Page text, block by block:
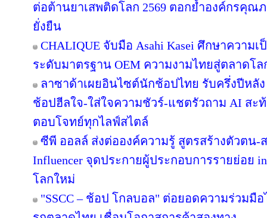
ต่อต้านยาเสพติดโลก 2569 ตอกย้ำองค์กรคุณ
ยั่งยืน
CHALIQUE จับมือ Asahi Kasei ศึกษาควา
ระดับมาตรฐาน OEM ความงามไทยสู่ตลาดโล
ลาซาด้าเผยอินไซต์นักช้อปไทย รับครึ่งปีหลัง
ช้อปฮีลใจ-ใส่ใจความชัวร์-แชตรัวถาม AI ส
ตอบโจทย์ทุกไลฟ์สไตล์
ซีพี ออลล์ ส่งต่อองค์ความรู้ สูตรสร้างตัวตน-
Influencer จุดประกายผู้ประกอบการรายย่อย
โลกใหม่
"SSCC – ช้อป โกลบอล" ต่อยอดความร่วมมื